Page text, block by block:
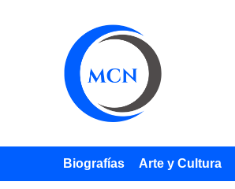
Biografías Arte y Cultura